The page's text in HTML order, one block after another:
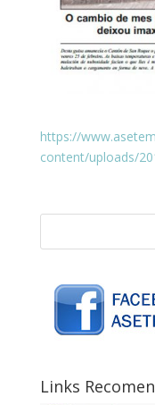
https://
content/uploads/
Links